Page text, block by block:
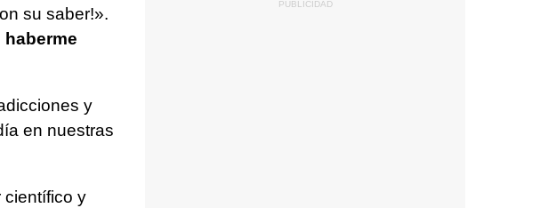
su saber!».
y
en nuestras
científico y